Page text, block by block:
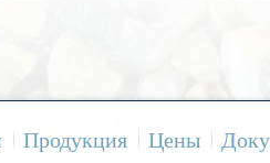
Продукция Цены